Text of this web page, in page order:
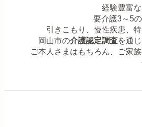
経験豊富
要介護3～5
引きこもり、慢性疾患、
岡山市の介護認定調査を通
ご本人さまはもちろん、ご家